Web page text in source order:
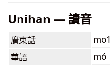
Unihan — 讀音
廣東話
mo1
華語
mó